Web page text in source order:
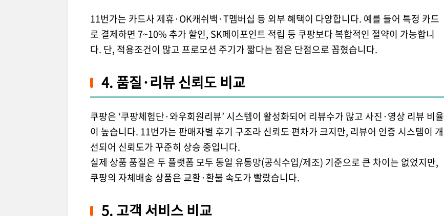
11번가는 카드사 제휴·OK캐쉬백·T멤버십 등 외부 혜택이 다양합니다. 예를 들어 특정 카드
로 결제하면 7~10% 추가 할인, SK페이포인트 적립 등 쿠팡보다 복합적인 절약이 가능합니
다. 단, 적용조건이 많고 프로모션 주기가 짧다는 점은 단점으로 꼽혔습니다.
4. 품질·리뷰 신뢰도 비교
쿠팡은 ‘쿠팡체험단·와우회원리뷰’ 시스템이 활성화되어 리뷰수가 많고 사진·영상 리뷰 비율
이 높습니다. 11번가는 판매자별 후기 구조라 신뢰도 편차가 크지만, 리뷰어 인증 시스템이 개
선되어 신뢰도가 꾸준히 상승 중입니다.
실제 상품 품질은 두 플랫폼 모두 동일 유통망(공식수입/제조) 기준으로 큰 차이는 없었지만,
쿠팡의 자체배송 상품은 교환·환불 속도가 빨랐습니다.
5. 고객 서비스 비교